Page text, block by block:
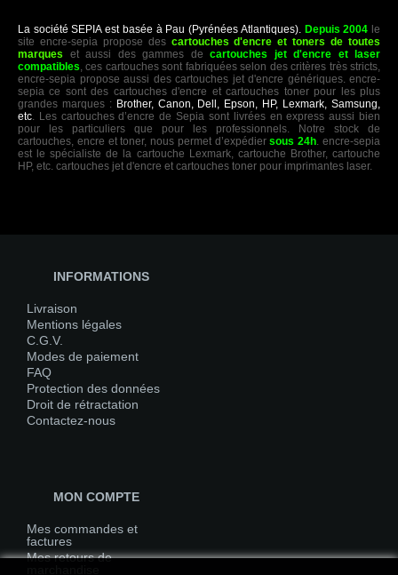
La société SEPIA est basée à Pau (Pyrénées Atlantiques). Depuis 2004 le
site encre-sepia propose des cartouches d'encre et toners de toutes
marques et aussi des gammes de cartouches jet d'encre et laser
compatibles, ces cartouches sont fabriquées selon des critères très stricts,
encre-sepia propose aussi des cartouches jet d'encre génériques. encre-
sepia ce sont des cartouches d'encre et cartouches toner pour les plus
grandes marques : Brother, Canon, Dell, Epson, HP, Lexmark, Samsung,
etc. Les cartouches d’encre de Sepia sont livrées en express aussi bien
pour les particuliers que pour les professionnels. Notre stock de
cartouches, encre et toner, nous permet d’expédiersous 24h. encre-sepia
est le spécialiste de la cartouche Lexmark, cartouche Brother, cartouche
HP, etc. cartouches jet d'encre et cartouches toner pour imprimantes laser.
INFORMATIONS
Livraison
Mentions légales
C.G.V.
Modes de paiement
FAQ
Protection des données
Droit de rétractation
Contactez-nous
MON COMPTE
Mes commandes et
factures
Mes retours de